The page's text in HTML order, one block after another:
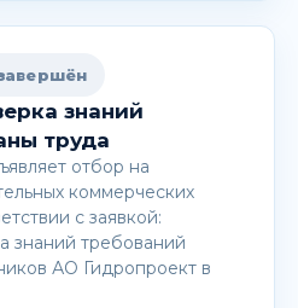
знаний
труда
отбор на
коммерческих
с заявкой:
знаний требований
АО Гидропроект в